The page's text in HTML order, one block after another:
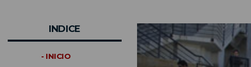
INDICE
- INICIO